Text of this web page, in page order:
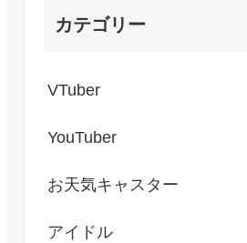
カテゴリー
VTuber
YouTuber
お天気キャスター
アイドル